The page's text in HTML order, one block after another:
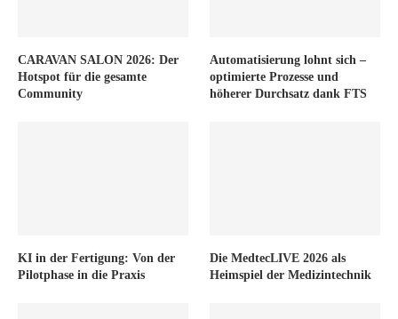
CARAVAN SALON 2026: Der
Hotspot für die gesamte
Community
Automatisierung lohnt sich –
optimierte Prozesse und
höherer Durchsatz dank FTS
KI in der Fertigung: Von der
Pilotphase in die Praxis
Die MedtecLIVE 2026 als
Heimspiel der Medizintechnik